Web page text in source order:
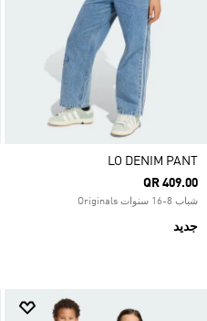
LO DENIM PANT
QR 409.00
شباب 8-16 سنوات Originals
جديد